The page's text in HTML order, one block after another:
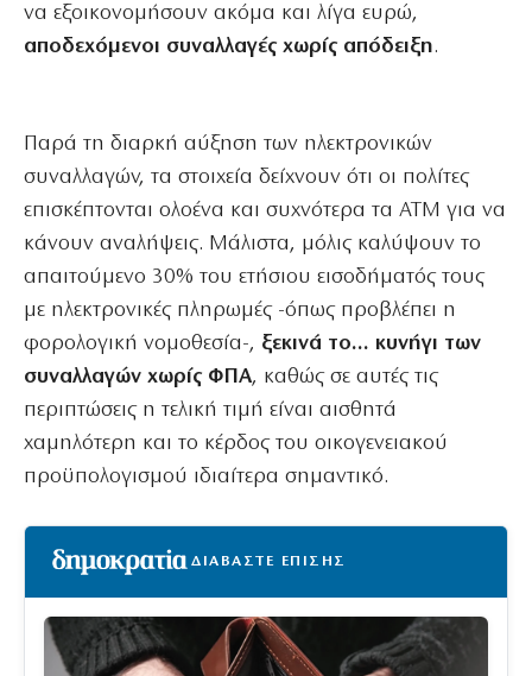
να εξοικονομήσουν ακόμα και λίγα ευρώ,
αποδεχόμενοι συναλλαγές χωρίς απόδειξη.
Παρά τη διαρκή αύξηση των ηλεκτρονικών
συναλλαγών, τα στοιχεία δείχνουν ότι οι πολίτες
επισκέπτονται ολοένα και συχνότερα τα ΑΤΜ για να
κάνουν αναλήψεις. Μάλιστα, μόλις καλύψουν το
απαιτούμενο 30% του ετήσιου εισοδήματός τους
με ηλεκτρονικές πληρωμές -όπως προβλέπει η
φορολογική νομοθεσία-, ξεκινά το… κυνήγι των
συναλλαγών χωρίς ΦΠΑ, καθώς σε αυτές τις
περιπτώσεις η τελική τιμή είναι αισθητά
χαμηλότερη και το κέρδος του οικογενειακού
προϋπολογισμού ιδιαίτερα σημαντικό.
ΔΙΑΒΑΣΤΕ ΕΠΙΣΗΣ